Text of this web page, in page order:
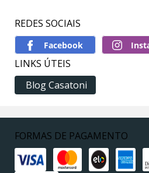
REDES SOCIAIS
LINKS ÚTEIS
Blog Casatoni
FORMAS DE PAGAMENTO